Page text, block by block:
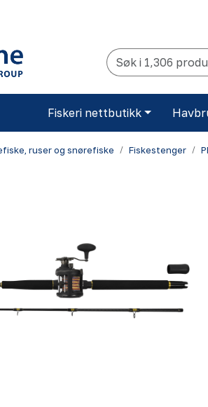
Fiskeri nettbutikk
ruser og snørefiske Fiskestenger